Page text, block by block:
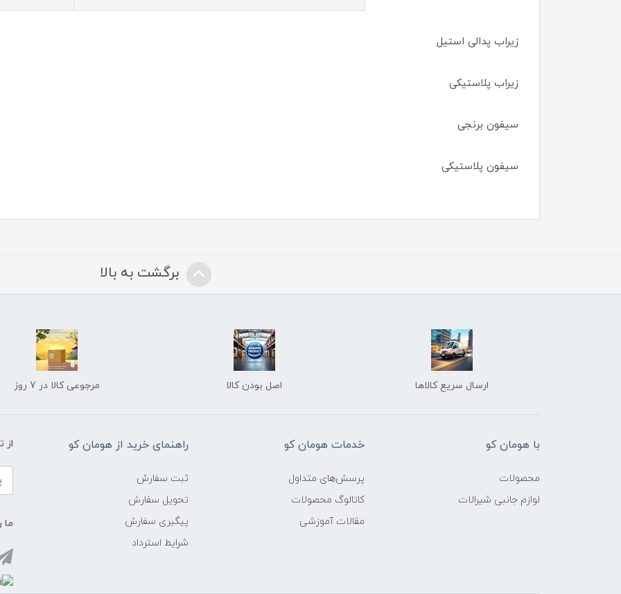
زیراب پدالی استیل
زیراب پلاستیکی
سیفون برنجی
سیفون پلاستیکی
برگشت به بالا
ارسال سریع کالاها اصل بودن کالا مرجوعی کالا در 7 روز
با هومان کو
محصولات
لوازم جانبی شیرالات
خدمات هومان کو
پرسش‌های متداول
کاتالوگ محصولات
مقالات آموزشی
راهنمای خرید از هومان کو
ثبت سفارش
تحویل سفارش
پیگیری سفارش
شرایط استرداد
از
ما